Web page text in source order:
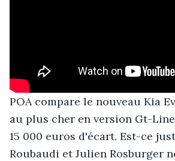
POA compare le nouveau Kia
au plus cher en version Gt-
15 000 euros d'écart. Est-ce
Roubaudi et Julien Rosburger